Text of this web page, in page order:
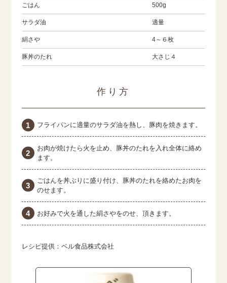
ごはん 500g
サラダ油 適量
絹さや 4～６枚
豚丼のたれ 大さじ４
作り方
フライパンに適量のサラダ油を熱し、豚肉を焼きます。
お肉が焼けたら火を止め、豚丼のたれを入れ全体に絡め
ます。
ごはんを丼ぶりに盛り付け、豚丼のたれを絡めたお肉を
のせます。
お好みで火を通した絹さやをのせ、頂きます。
レシピ提供：ベル食品株式会社